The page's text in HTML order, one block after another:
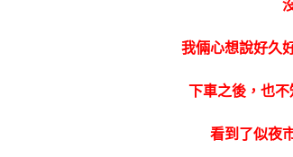
我倆心想說好久
下車之後，也
看到了似夜